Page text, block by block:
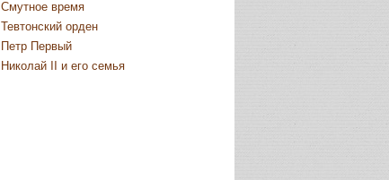
Смутное время
Тевтонский орден
Петр Первый
Николай II и его семья